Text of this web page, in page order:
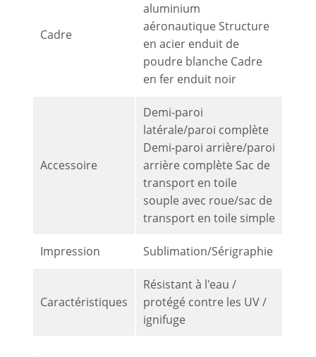
Cadre
aluminium
aéronautique Structure
en acier enduit de
poudre blanche Cadre
en fer enduit noir
Accessoire
Demi-paroi
latérale/paroi complète
Demi-paroi arrière/paroi
arrière complète Sac de
transport en toile
souple avec roue/sac de
transport en toile simple
Impression Sublimation/Sérigraphie
Caractéristiques
Résistant à l'eau /
protégé contre les UV /
ignifuge